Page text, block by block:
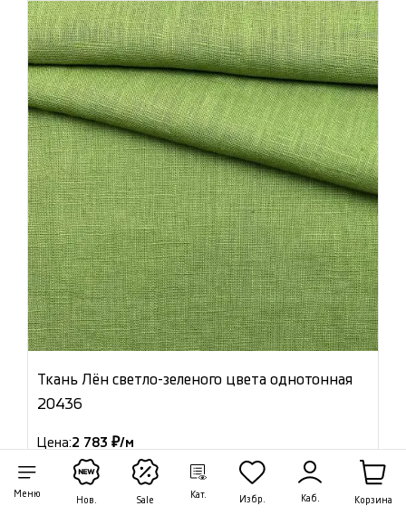
Меню
Нов. Sale
Кат. Избр. Каб. Корзина
Ткань Лён светло-зеленого цвета однотонная
20436
Цена:2 783 ₽/м
Артикул: 20436
В наличии 16.80 м